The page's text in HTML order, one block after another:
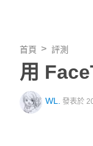
首頁 評測
用
WL. 發表於